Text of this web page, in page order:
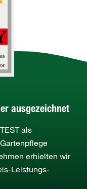
ausgezeichnet
als
erhielten wir
Leistungs-